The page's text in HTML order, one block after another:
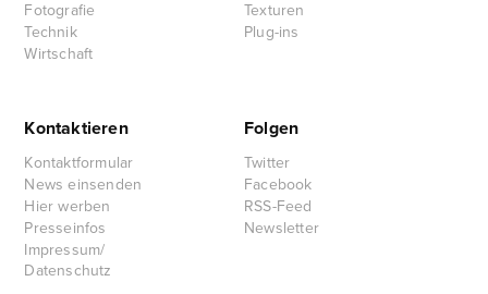
Fotografie
Technik
Wirtschaft
Texturen
Plug-ins
Kontaktieren
Kontaktformular
News einsenden
Hier werben
Presseinfos
Impressum/
Datenschutz
Folgen
Twitter
Facebook
RSS-Feed
Newsletter